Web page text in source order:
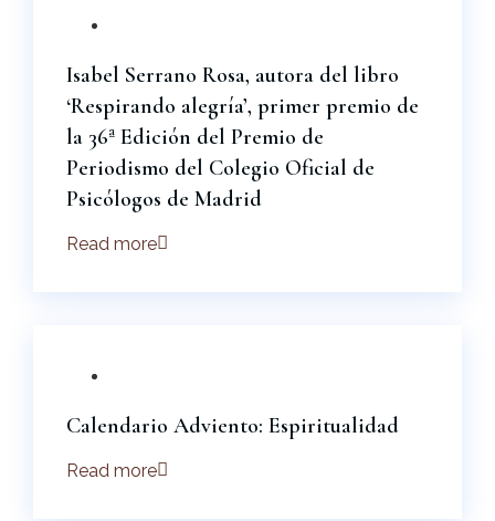
Isabel Serrano Rosa, autora del libro
‘Respirando alegría’, primer premio de
la 36ª Edición del Premio de
Periodismo del Colegio Oficial de
Psicólogos de Madrid
Read more
Calendario Adviento: Espiritualidad
Read more